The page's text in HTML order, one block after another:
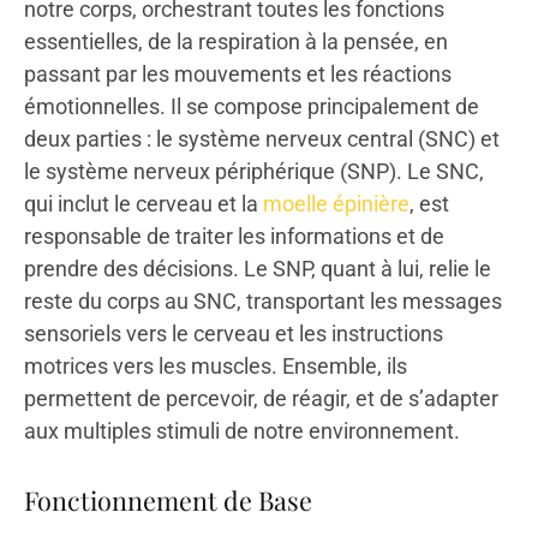
notre corps, orchestrant toutes les fonctions
essentielles, de la respiration à la pensée, en
passant par les mouvements et les réactions
émotionnelles. Il se compose principalement de
deux parties : le système nerveux central (SNC) et
le système nerveux périphérique (SNP). Le SNC,
qui inclut le cerveau et la moelle épinière, est
responsable de traiter les informations et de
prendre des décisions. Le SNP, quant à lui, relie le
reste du corps au SNC, transportant les messages
sensoriels vers le cerveau et les instructions
motrices vers les muscles. Ensemble, ils
permettent de percevoir, de réagir, et de s’adapter
aux multiples stimuli de notre environnement.
Fonctionnement de Base